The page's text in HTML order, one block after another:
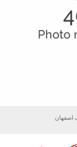
اصفهان